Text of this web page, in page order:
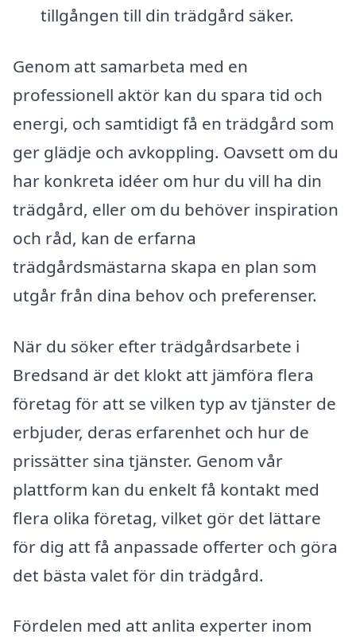
tillgången till din trädgård säker.
Genom att samarbeta med en
professionell aktör kan du spara tid och
energi, och samtidigt få en trädgård som
ger glädje och avkoppling. Oavsett om du
har konkreta idéer om hur du vill ha din
trädgård, eller om du behöver inspiration
och råd, kan de erfarna
trädgårdsmästarna skapa en plan som
utgår från dina behov och preferenser.
När du söker efter trädgårdsarbete i
Bredsand är det klokt att jämföra flera
företag för att se vilken typ av tjänster de
erbjuder, deras erfarenhet och hur de
prissätter sina tjänster. Genom vår
plattform kan du enkelt få kontakt med
flera olika företag, vilket gör det lättare
för dig att få anpassade offerter och göra
det bästa valet för din trädgård.
Fördelen med att anlita experter inom